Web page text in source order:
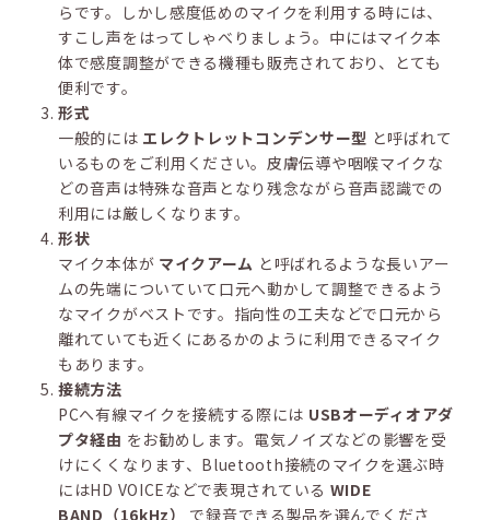
らです。しかし感度低めのマイクを利用する時には、
すこし声をはってしゃべりましょう。中にはマイク本
体で感度調整ができる機種も販売されており、とても
便利です。
形式
一般的には エレクトレットコンデンサー型 と呼ばれて
いるものをご利用ください。皮膚伝導や咽喉マイクな
どの音声は特殊な音声となり残念ながら音声認識での
利用には厳しくなります。
形状
マイク本体が マイクアーム と呼ばれるような長いアー
ムの先端についていて口元へ動かして調整できるよう
なマイクがベストです。指向性の工夫などで口元から
離れていても近くにあるかのように利用できるマイク
もあります。
接続方法
PCへ有線マイクを接続する際には USBオーディオアダ
プタ経由 をお勧めします。電気ノイズなどの影響を受
けにくくなります、Bluetooth接続のマイクを選ぶ時
にはHD VOICEなどで表現されている WIDE
BAND（16kHz） で録音できる製品を選んでくださ